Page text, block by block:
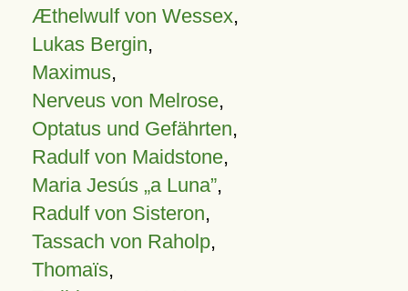
Æthelwulf von Wessex,
Lukas Bergin,
Maximus,
Nerveus von Melrose,
Optatus und Gefährten,
Radulf von Maidstone,
Maria Jesús „a Luna”,
Radulf von Sisteron,
Tassach von Raholp,
Thomaïs,